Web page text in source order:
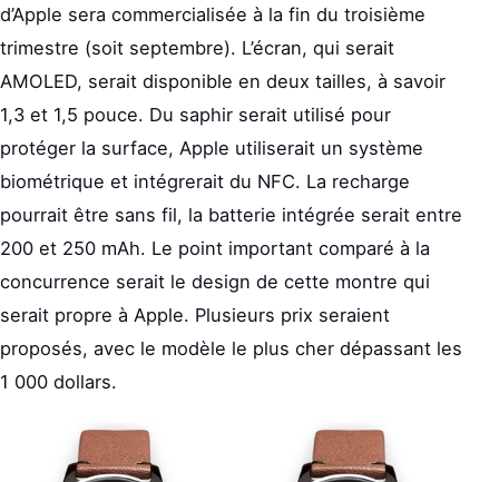
d’Apple sera commercialisée à la fin du troisième
trimestre (soit septembre). L’écran, qui serait
AMOLED, serait disponible en deux tailles, à savoir
1,3 et 1,5 pouce. Du saphir serait utilisé pour
protéger la surface, Apple utiliserait un système
biométrique et intégrerait du NFC. La recharge
pourrait être sans fil, la batterie intégrée serait entre
200 et 250 mAh. Le point important comparé à la
concurrence serait le design de cette montre qui
serait propre à Apple. Plusieurs prix seraient
proposés, avec le modèle le plus cher dépassant les
1 000 dollars.